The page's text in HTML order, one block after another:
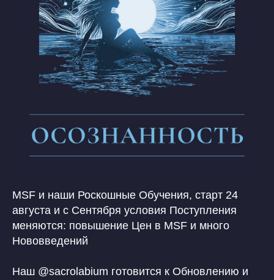
MSF и наши Роскошные Обучения, старт 24
августа и с Сентября условия Поступления
меняются: повышение Цен в MSF и много
Нововведений
Наш @sacrolabium готовится к Обновлению и